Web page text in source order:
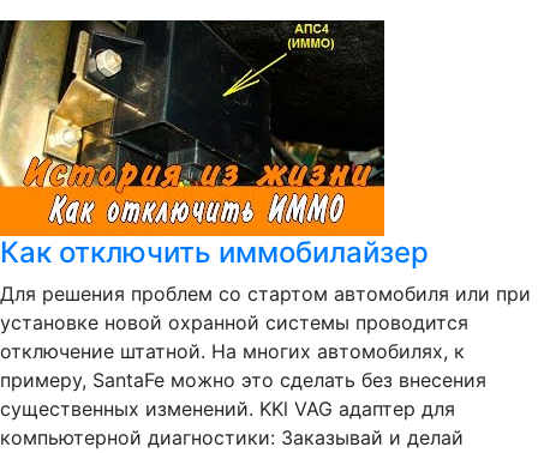
Как отключить иммобилайзер
Для решения проблем со стартом автомобиля или при
установке новой охранной системы проводится
отключение штатной. На многих автомобилях, к
примеру, SantaFe можно это сделать без внесения
существенных изменений. KKl VAG адаптер для
компьютерной диагностики: Заказывай и делай